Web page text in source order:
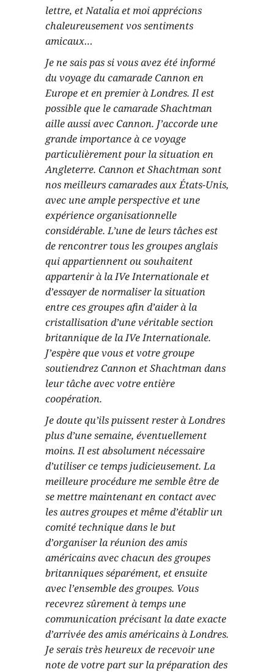
lettre, et Natalia et moi apprécions
chaleureusement vos sentiments
amicaux…
Je ne sais pas si vous avez été informé
du voyage du camarade Cannon en
Europe et en premier à Londres. Il est
possible que le camarade Shachtman
aille aussi avec Cannon. J’accorde une
grande importance à ce voyage
particulièrement pour la situation en
Angleterre. Cannon et Shachtman sont
nos meilleurs camarades aux États-Unis,
avec une ample perspective et une
expérience organisationnelle
considérable. L’une de leurs tâches est
de rencontrer tous les groupes anglais
qui appartiennent ou souhaitent
appartenir à la IVe Internationale et
d’essayer de normaliser la situation
entre ces groupes afin d’aider à la
cristallisation d’une véritable section
britannique de la IVe Internationale.
J’espère que vous et votre groupe
soutiendrez Cannon et Shachtman dans
leur tâche avec votre entière
coopération.
Je doute qu’ils puissent rester à Londres
plus d’une semaine, éventuellement
moins. Il est absolument nécessaire
d’utiliser ce temps judicieusement. La
meilleure procédure me semble être de
se mettre maintenant en contact avec
les autres groupes et même d’établir un
comité technique dans le but
d’organiser la réunion des amis
américains avec chacun des groupes
britanniques séparément, et ensuite
avec l’ensemble des groupes. Vous
recevrez sûrement à temps une
communication précisant la date exacte
d’arrivée des amis américains à Londres.
Je serais très heureux de recevoir une
note de votre part sur la préparation des